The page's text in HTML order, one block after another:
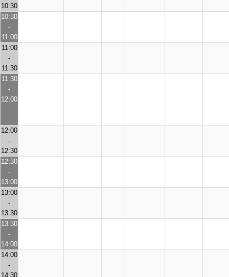
10:30
10:30
-
11:00
11:00
-
11:30
11:30
-
12:00
12:00
-
12:30
12:30
-
13:00
13:00
-
13:30
13:30
-
14:00
14:00
-
14:30